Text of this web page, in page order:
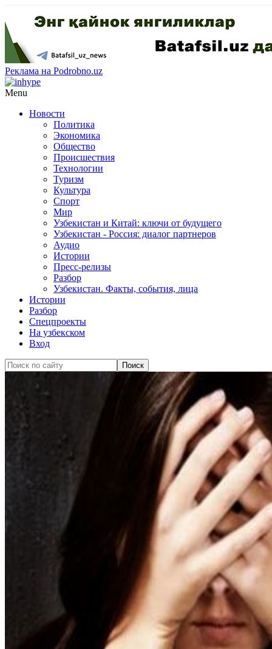
Реклама на Podrobno.uz
Menu
Новости
Политика
Экономика
Общество
Происшествия
Технологии
Туризм
Культура
Спорт
Мир
Узбекистан и Китай: ключи от будущего
Узбекистан - Россия: диалог партнеров
Аудио
Истории
Пресс-релизы
Разбор
Узбекистан. Факты, события, лица
Истории
Разбор
Спецпроекты
На узбекском
Вход